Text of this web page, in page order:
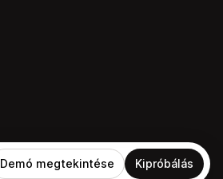
Demó megtekintése Kipróbálás